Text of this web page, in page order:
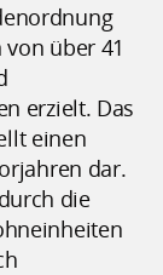
über 41
erzielt. Das
einen
dar.
die